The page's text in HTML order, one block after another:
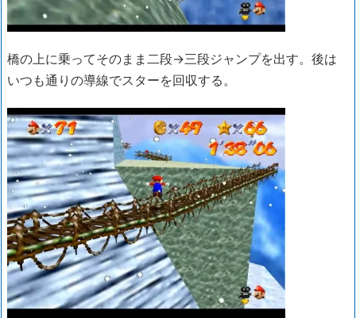
橋の上に乗ってそのまま二段→三段ジャンプを出す。後は
いつも通りの導線でスターを回収する。